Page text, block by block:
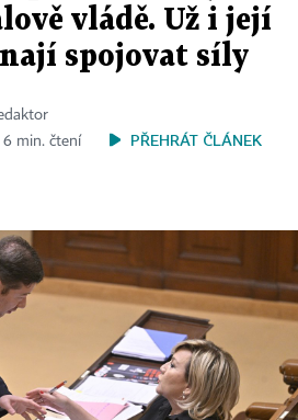
vládě. Už i její
spojovat síly
6 min. čtení
PŘEHRÁT ČLÁNEK